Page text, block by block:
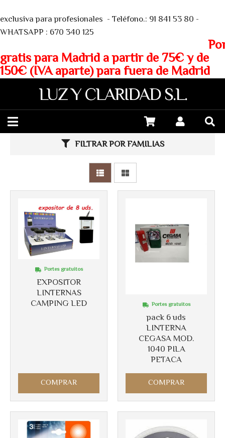
exclusiva para profesionales - Teléfono.: 91 841 53 80 -
WHATSAPP : 670 340 125
gratis para Madrid a partir de 75€ y de
150€ (IVA aparte) para fuera de Madrid
LUZ Y CLARIDAD S.L.
FILTRAR POR FAMILIAS
EXPOSITOR
LINTERNAS
CAMPING LED
Portes gratuitos
COMPRAR
pack 6 uds
LINTERNA
CEGASA MOD.
1040 PILA
PETACA
Portes gratuitos
COMPRAR
Más info Más info
Más info